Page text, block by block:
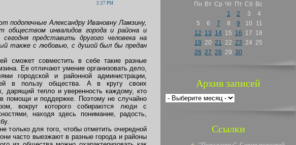
2:27 PM
Александру Ивановну Ламзину,
обществом инвалидов города и района и
представить другого человека на
также с любовью, с душой был бы предан
сможет совместить в себе такие разные
Ее отличают умение организовать дело,
городской и районной администрации,
в пользу общества. А в кругу своих
дарящий тепло и уверенность каждому, кто
помощи и поддержке. Поэтому не случайно
вокруг которого собираются люди с
находя здесь понимание, радость,
только для того, чтобы отметить очередной
часто выезжают в разные города и районы
Пн Вт Ср Чт Пт Сб Вс
1
2 3
4
5
6 7 8 9 10
11
12 13 14 15 16 17 18
19 20 21 22 23 24 25
26 27 28 29 30
Архив записей
Ссылки